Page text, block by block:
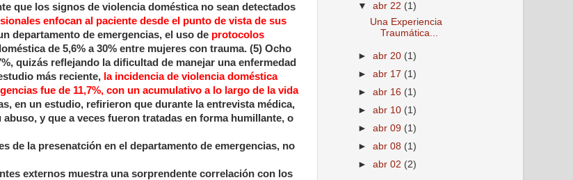
que los signos de violencia doméstica no sean detectados
enfocan al paciente desde el punto de vista de sus
departamento de emergencias, el uso de protocolos
de 5,6% a 30% entre mujeres con trauma. (5) Ocho
quizás reflejando la dificultad de manejar una enfermedad
más reciente, la incidencia de violencia doméstica
fue de 11,7%, con un acumulativo a lo largo de la vida
en un estudio, refirieron que durante la entrevista médica,
y que a veces fueron tratadas en forma humillante, o
de la presenatción en el departamento de emergencias, no
externos muestra una sorprendente correlación con los
▼abr 22 (1)
Una Experiencia
Traumática...
►abr 20 (1)
►abr 17 (1)
►abr 16 (1)
►abr 10 (1)
►abr 09 (1)
►abr 08 (1)
►abr 02 (2)